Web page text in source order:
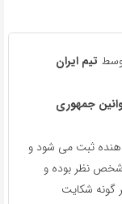
تیم ایران
جمهوری
ثبت می شود و
نظر بوده و
گونه شکایت